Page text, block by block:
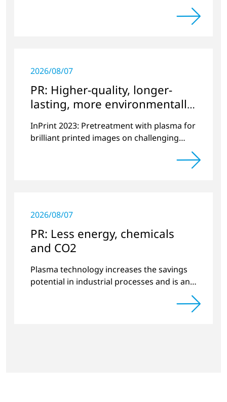
2026/08/07
PR: Higher-quality, longer-
lasting, more environmentally
InPrint 2023: Pretreatment with plasma for
brilliant printed images on challenging
2026/08/07
PR: Less energy, chemicals
and CO2
Plasma technology increases the savings
potential in industrial processes and is an